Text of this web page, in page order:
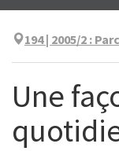
194 | 2005/2 :
Une